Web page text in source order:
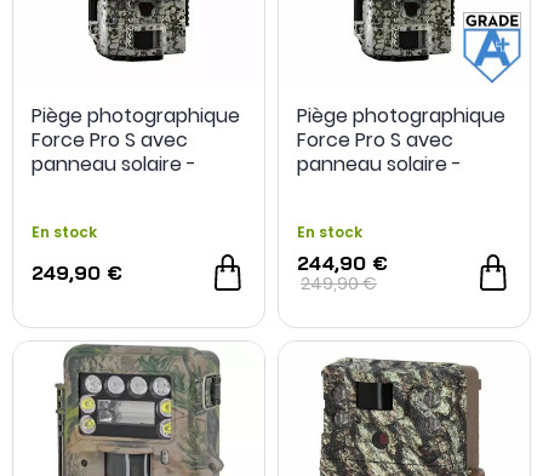
Piège photographique
Force Pro S avec
panneau solaire -
En stock
249,90 €
Piège photographique
Force Pro S avec
panneau solaire -
En stock
244,90 €
249,90 €